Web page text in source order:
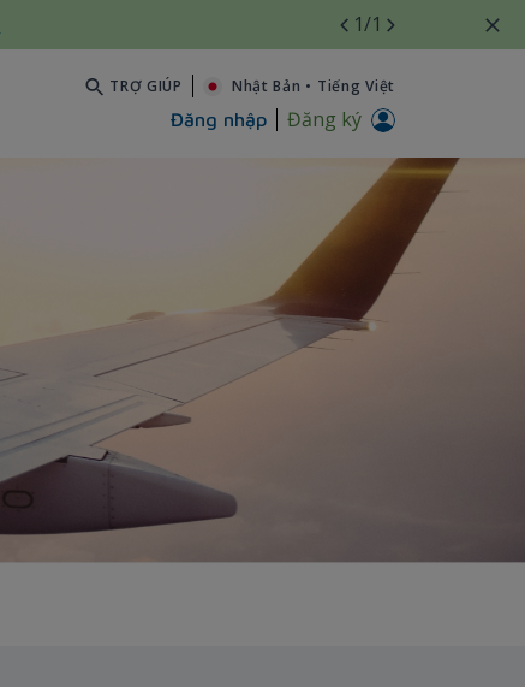
1/1
TRỢ GIÚP Nhật Bản • Tiếng Việt
Đăng nhập Đăng ký